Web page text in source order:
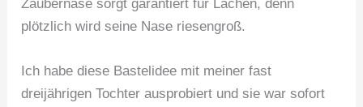
Zaubernase sorgt garantiert für Lachen, denn
plötzlich wird seine Nase riesengroß.
Ich habe diese Bastelidee mit meiner fast
dreijährigen Tochter ausprobiert und sie war sofort